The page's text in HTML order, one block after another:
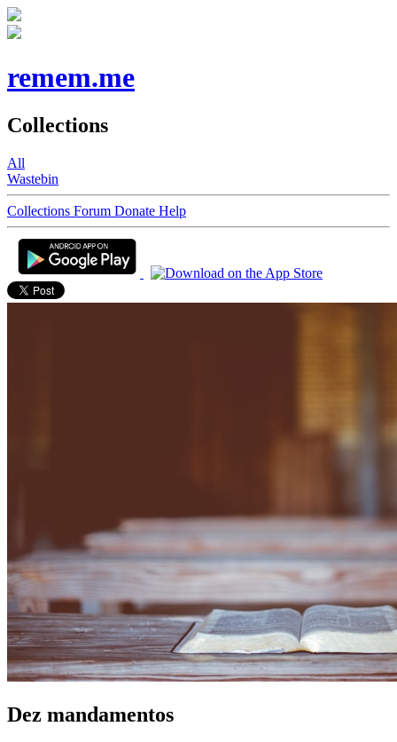
remem.me
Collections
All
Wastebin
Collections Forum Donate Help
Dez mandamentos